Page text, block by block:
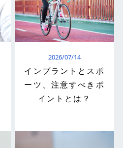
2026/07/14
インプラントとスポ
ーツ、注意すべきポ
イントとは？